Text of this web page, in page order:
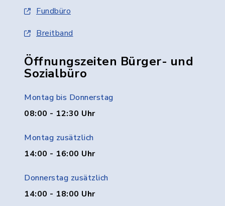
Fundbüro
Breitband
Öffnungszeiten Bürger- und
Sozialbüro
Montag bis Donnerstag
08:00 - 12:30 Uhr
Montag zusätzlich
14:00 - 16:00 Uhr
Donnerstag zusätzlich
14:00 - 18:00 Uhr